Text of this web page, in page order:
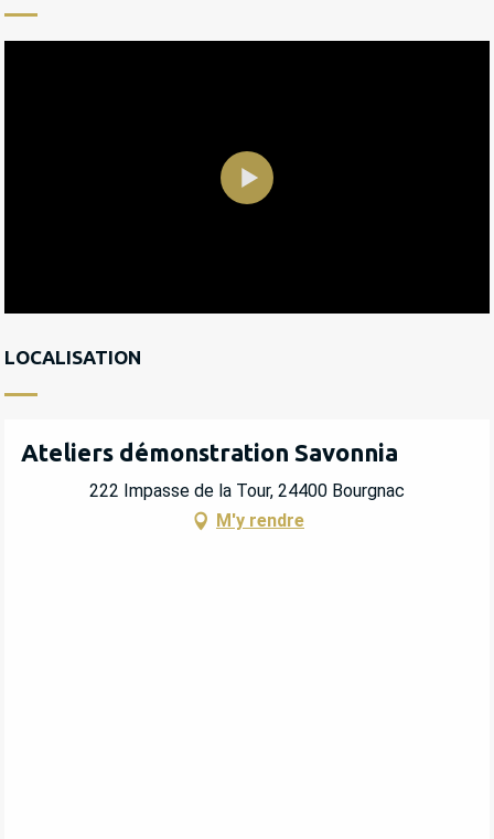
LOCALISATION
Ateliers démonstration Savonnia
222 Impasse de la Tour, 24400 Bourgnac
M'y rendre